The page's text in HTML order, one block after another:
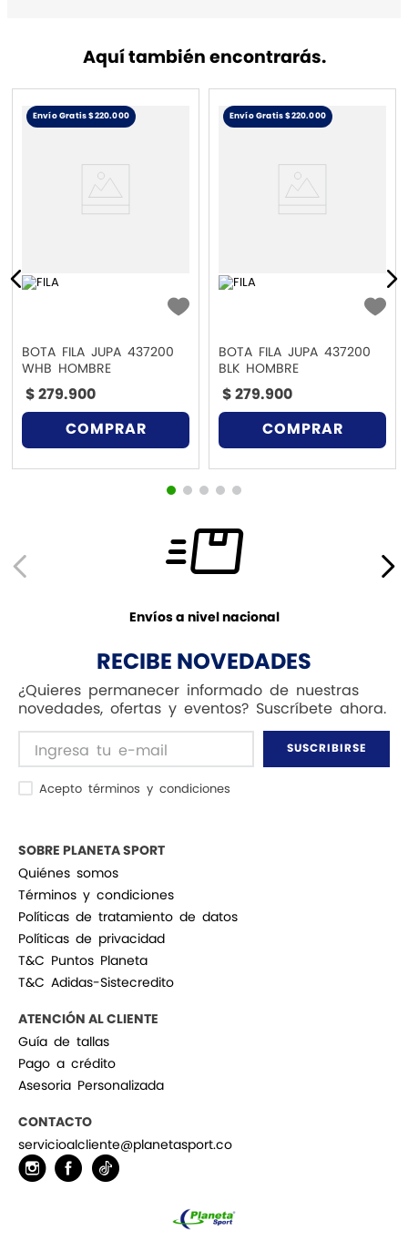
Aquí también encontrarás.
BOTA FILA JUPA 437200
WHB HOMBRE
$279.900
Envío Gratis $220.000
COMPRAR
BOTA FILA JUPA 437200
BLK HOMBRE
$279.900
Envío Gratis $220.000
COMPRAR
Envíos a nivel nacional
RECIBE NOVEDADES
¿Quieres permanecer informado de nuestras
novedades, ofertas y eventos? Suscríbete ahora.
Acepto términos y condiciones
SUSCRIBIRSE
SOBRE PLANETA SPORT
Quiénes somos
Términos y condiciones
Políticas de tratamiento de datos
Políticas de privacidad
T&C Puntos Planeta
T&C Adidas-Sistecredito
ATENCIÓN AL CLIENTE
Guía de tallas
Pago a crédito
Asesoria Personalizada
CONTACTO
servicioalcliente@planetasport.co